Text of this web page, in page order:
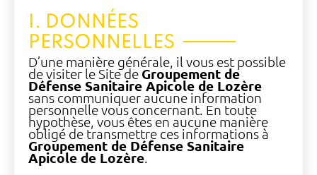
I. DONNÉES
PERSONNELLES
D’une manière générale, il vous est possible
de visiter le Site de Groupement de
Défense Sanitaire Apicole de Lozère
sans communiquer aucune information
personnelle vous concernant. En toute
hypothèse, vous êtes en aucune manière
obligé de transmettre ces informations à
Groupement de Défense Sanitaire
Apicole de Lozère.